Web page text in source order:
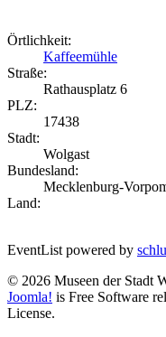
Örtlichkeit:
Kaffeemühle
Straße:
Rathausplatz 6
PLZ:
17438
Stadt:
Wolgast
Bundesland:
Mecklenburg-
Land:
EventList powered by
© 2026 Museen der Stadt
Joomla! is Free Software
License.